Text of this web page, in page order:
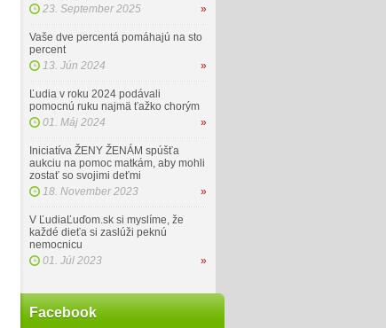
23. September 2025
»
Vaše dve percentá pomáhajú na sto
percent
13. Jún 2024
»
Ľudia v roku 2024 podávali
pomocnú ruku najmä ťažko chorým
01. Máj 2024
»
Iniciatíva ŽENY ŽENÁM spúšťa
aukciu na pomoc matkám, aby mohli
zostať so svojimi deťmi
18. November 2023
»
V ĽudiaĽuďom.sk si myslíme, že
každé dieťa si zaslúži peknú
nemocnicu
01. Júl 2023
»
Facebook